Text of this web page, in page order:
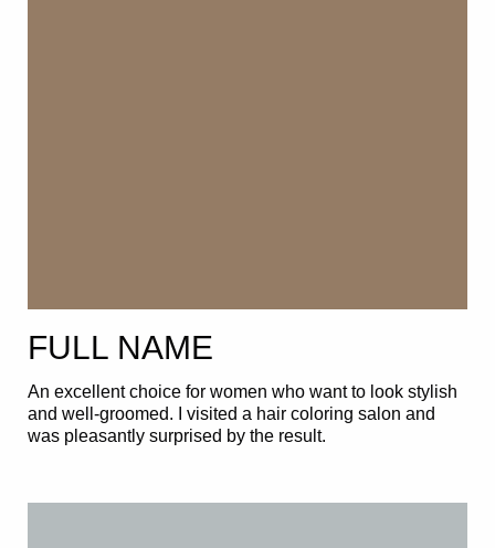
FULL NAME
An excellent choice for women who want to look stylish
and well-groomed. I visited a hair coloring salon and
was pleasantly surprised by the result.